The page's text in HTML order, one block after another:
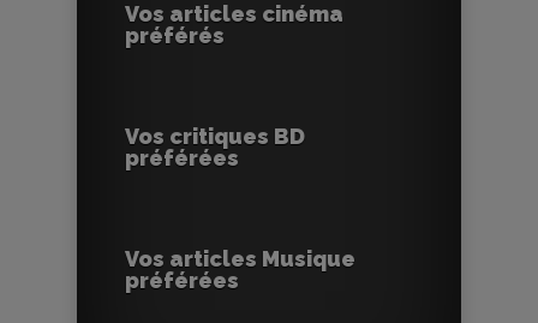
Vos articles cinéma
préférés
Vos critiques BD
préférées
Vos articles Musique
préférées